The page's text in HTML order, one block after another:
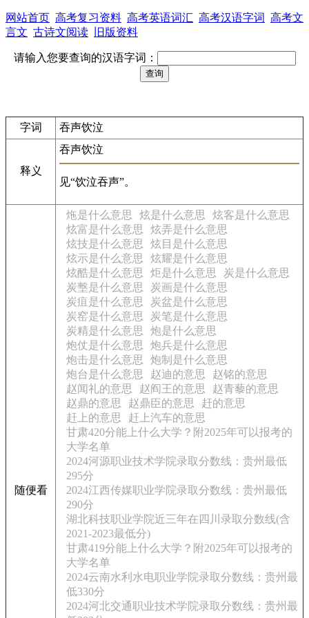
网站首页 高考复习资料 高考英语词汇 高考汉语字词 高考文
言文 古诗文阅读 旧版资料
请输入您要查询的汉语字词：
字词 吞声饮泣
释义
吞声饮泣
见“饮泣吞声”。
随便看
炧是什么意思 炫是什么意思
炫客是什么意思
炫富是什么意思
炫弄是什么意思
炫技是什么意思
炫目是什么意思
炫示是什么意思
炫耀是什么意思
炫酷是什么意思
炬是什么意思
炭是什么意思
炭墼是什么意思
炭画是什么意思
炭疽是什么意思
炭盆是什么意思
炭窑是什么意思
炭笔是什么意思
炭精是什么意思
炮是什么意思
炮仗是什么意思
炮兵是什么意思
炮击是什么意思
炮制是什么意思
炮台是什么意思
赵迪的意思
赵铭的意思
赵闻礼的意思
赵阎王的意思
赵青藜的意思
赵鼎的意思
赵鼎臣的意思
赶的意思
赶上的意思
赶上汽车的意思
甘肃420分能上什么大学？附2025年可以报考的
大学名单
2024河源职业技术学院录取分数线：贵州最低
295分
2024江西传媒职业学院录取分数线：贵州最低
290分
湖北科技职业学院近三年在四川录取分数线(含
2021-2023最低分)
甘肃419分能上什么大学？附2025年可以报考的
大学名单
2024云南水利水电职业学院录取分数线：贵州最
低330分
2024河北交通职业技术学院录取分数线：贵州最